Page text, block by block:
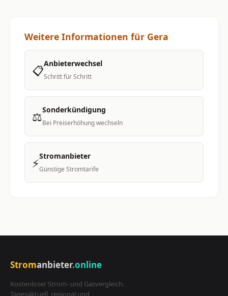
Weitere Informationen für Gera
📋Anbieterwechsel
Schritt für Schritt
⚖️Sonderkündigung
Bei Preiserhöhung wechseln
⚡Stromanbieter
Günstige Stromtarife
Stromanbieter.online
Kostenloser Strom- und Gasvergleich.
Tagesaktuell, regional und